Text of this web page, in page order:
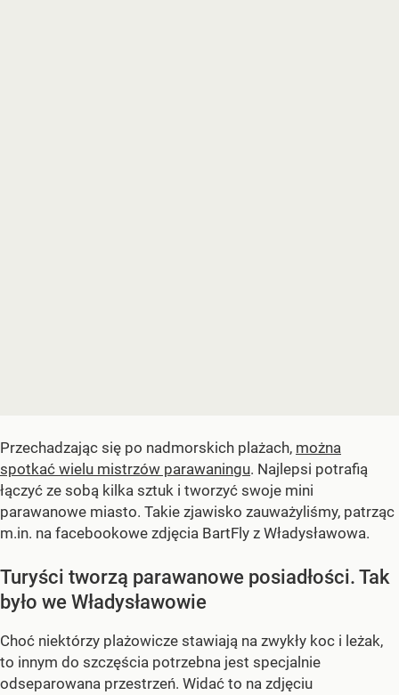
Przechadzając się po nadmorskich plażach, można
spotkać wielu mistrzów parawaningu. Najlepsi potrafią
łączyć ze sobą kilka sztuk i tworzyć swoje mini
parawanowe miasto. Takie zjawisko zauważyliśmy, patrząc
m.in. na facebookowe zdjęcia BartFly z Władysławowa.
Turyści tworzą parawanowe posiadłości. Tak
było we Władysławowie
Choć niektórzy plażowicze stawiają na zwykły koc i leżak,
to innym do szczęścia potrzebna jest specjalnie
odseparowana przestrzeń. Widać to na zdjęciu